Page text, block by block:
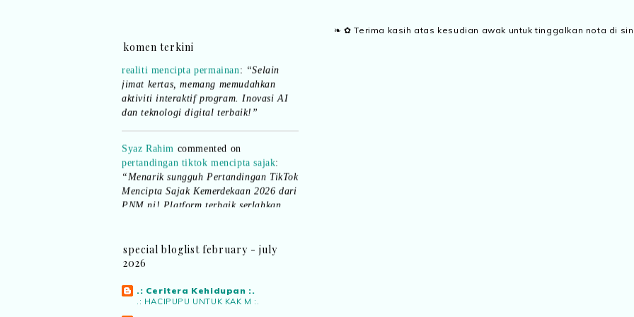
❧ ✿ Terima kasih atas kesudian awak untuk tinggalkan nota di
komen terkini
Syaz Rahim commented on
jimat kertas, memang memudahkan
aktiviti interaktif program. Inovasi AI
dan teknologi digital terbaik!”
Syaz Rahimcommented on
pertandingan tiktok mencipta sajak
“Menarik sungguh Pertandingan TikTok
Mencipta Sajak Kemerdekaan 2026 dari
PNM ni! Platform terbaik serlahkan
bakat puisi kebangsaan dan
Eyma Balkishcommented on
pertandingan tiktok mencipta sajak
rasa kurang ideanya.”
special bloglist february - july
2026
.: Ceritera Kehidupan :.
.: HACIPUPU UNTUK KAK M :.